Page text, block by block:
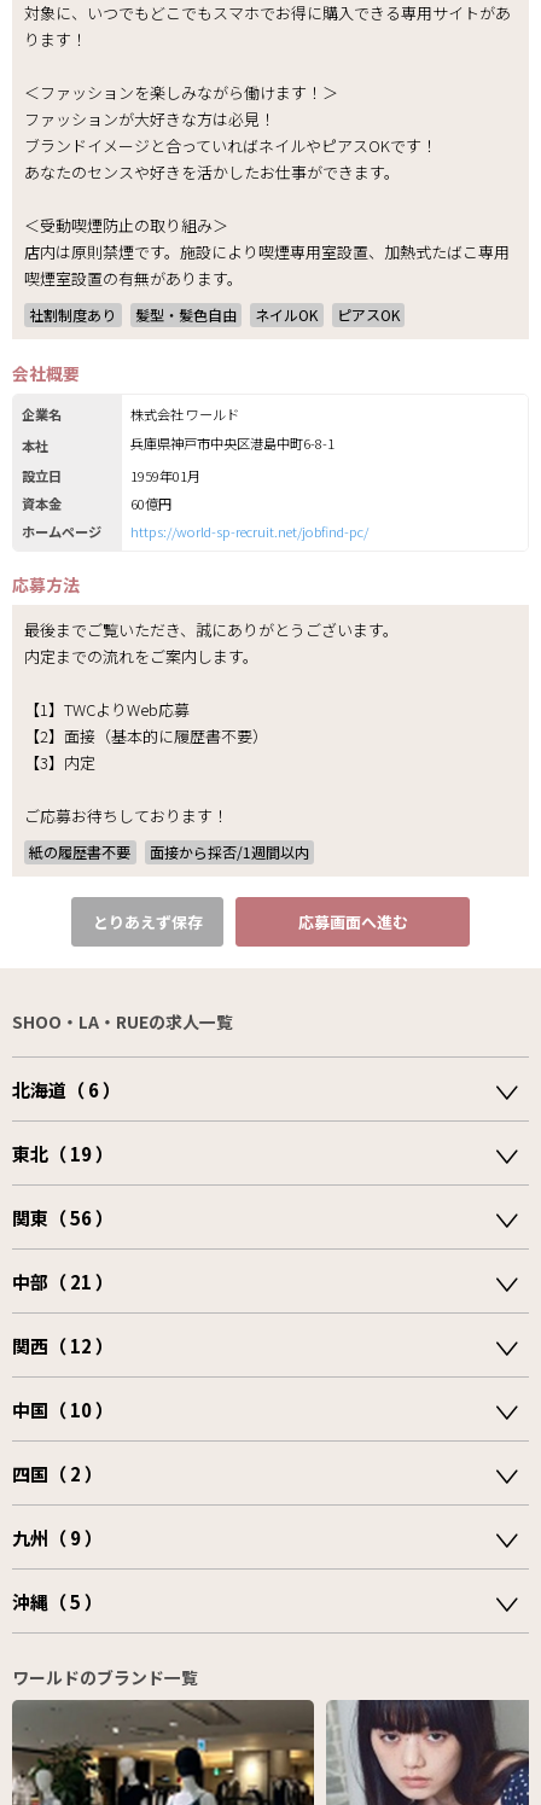
対象に、いつでもどこでもスマホでお得に購入できる専用サイトがあ
ります！
＜ファッションを楽しみながら働けます！＞
ファッションが大好きな方は必見！
ブランドイメージと合っていればネイルやピアスOKです！
あなたのセンスや好きを活かしたお仕事ができます。
＜受動喫煙防止の取り組み＞
店内は原則禁煙です。施設により喫煙専用室設置、加熱式たばこ専用
喫煙室設置の有無があります。
社割制度あり 髪型・髪色自由 ネイルOK ピアスOK
会社概要
企業名
株式会社 ワールド
本社
兵庫県神戸市中央区港島中町6-8-1
設立日
1959年01月
資本金
60億円
ホームページ
https://world-sp-recruit.net/jobfind-pc/
応募方法
最後までご覧いただき、誠にありがとうございます。
内定までの流れをご案内します。
【1】TWCよりWeb応募
【2】面接（基本的に履歴書不要）
【3】内定
ご応募お待ちしております！
紙の履歴書不要 面接から採否/1週間以内
とりあえず保存 応募画面へ進む
SHOO・LA・RUEの求人一覧
北海道（ 6 ）
東北（ 19 ）
関東（ 56 ）
中部（ 21 ）
関西（ 12 ）
中国（ 10 ）
四国（ 2 ）
九州（ 9 ）
沖縄（ 5 ）
ワールドのブランド一覧